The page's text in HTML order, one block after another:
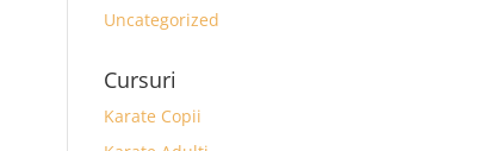
Uncategorized
Cursuri
Karate Copii